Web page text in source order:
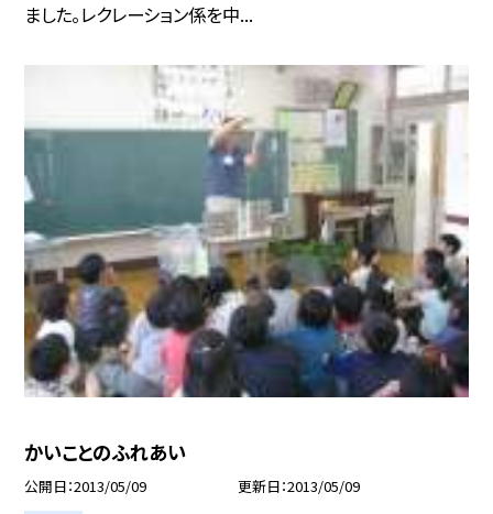
ました。レクレーション係を中...
かいことのふれあい
公開日 2013/05/09 更新日 2013/05/09